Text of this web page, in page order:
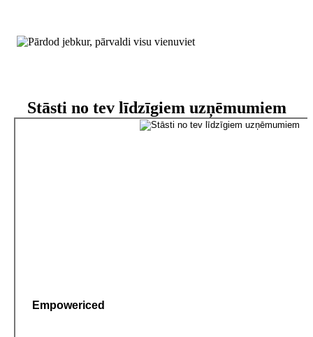
Stāsti no tev līdzīgiem uzņēmumiem
Empowericed